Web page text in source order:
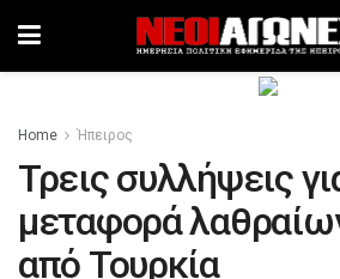
Home Ήπειρος
Τρεις συλλήψεις
μεταφορά
από Τουρκία